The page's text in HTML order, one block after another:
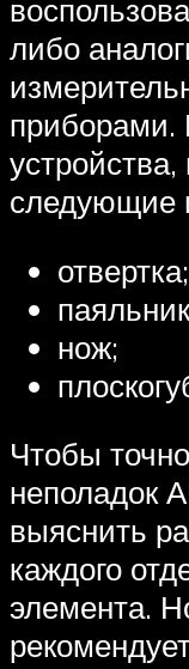
либо
приборами.
следующие
отвертка;
нож;
Чтобы
неполадок
выяснить
каждого
элемента.